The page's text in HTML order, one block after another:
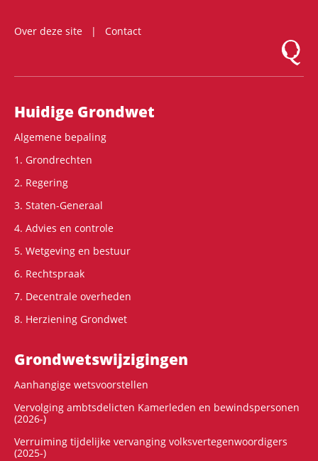
Over deze site
Contact
Logo
Hoofdnavigatie
Huidige Grondwet
Algemene bepaling
1. Grondrechten
2. Regering
3. Staten-Generaal
4. Advies en controle
5. Wetgeving en bestuur
6. Rechtspraak
7. Decentrale overheden
8. Herziening Grondwet
Grondwets­wijzigingen
Aanhangige wetsvoorstellen
Vervolging ambtsdelicten Kamerleden en bewindspersonen
(2026-)
Verruiming tijdelijke vervanging volksvertegenwoordigers
(2025-)